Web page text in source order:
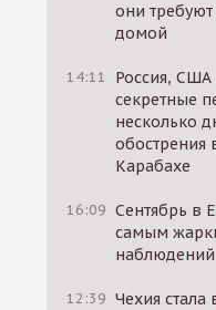
они
домой
14:11
Россия,
секретные
несколько
обострения
Карабахе
16:09 Сентябрь в
самым
наблюдений
12:39 Чехия стала